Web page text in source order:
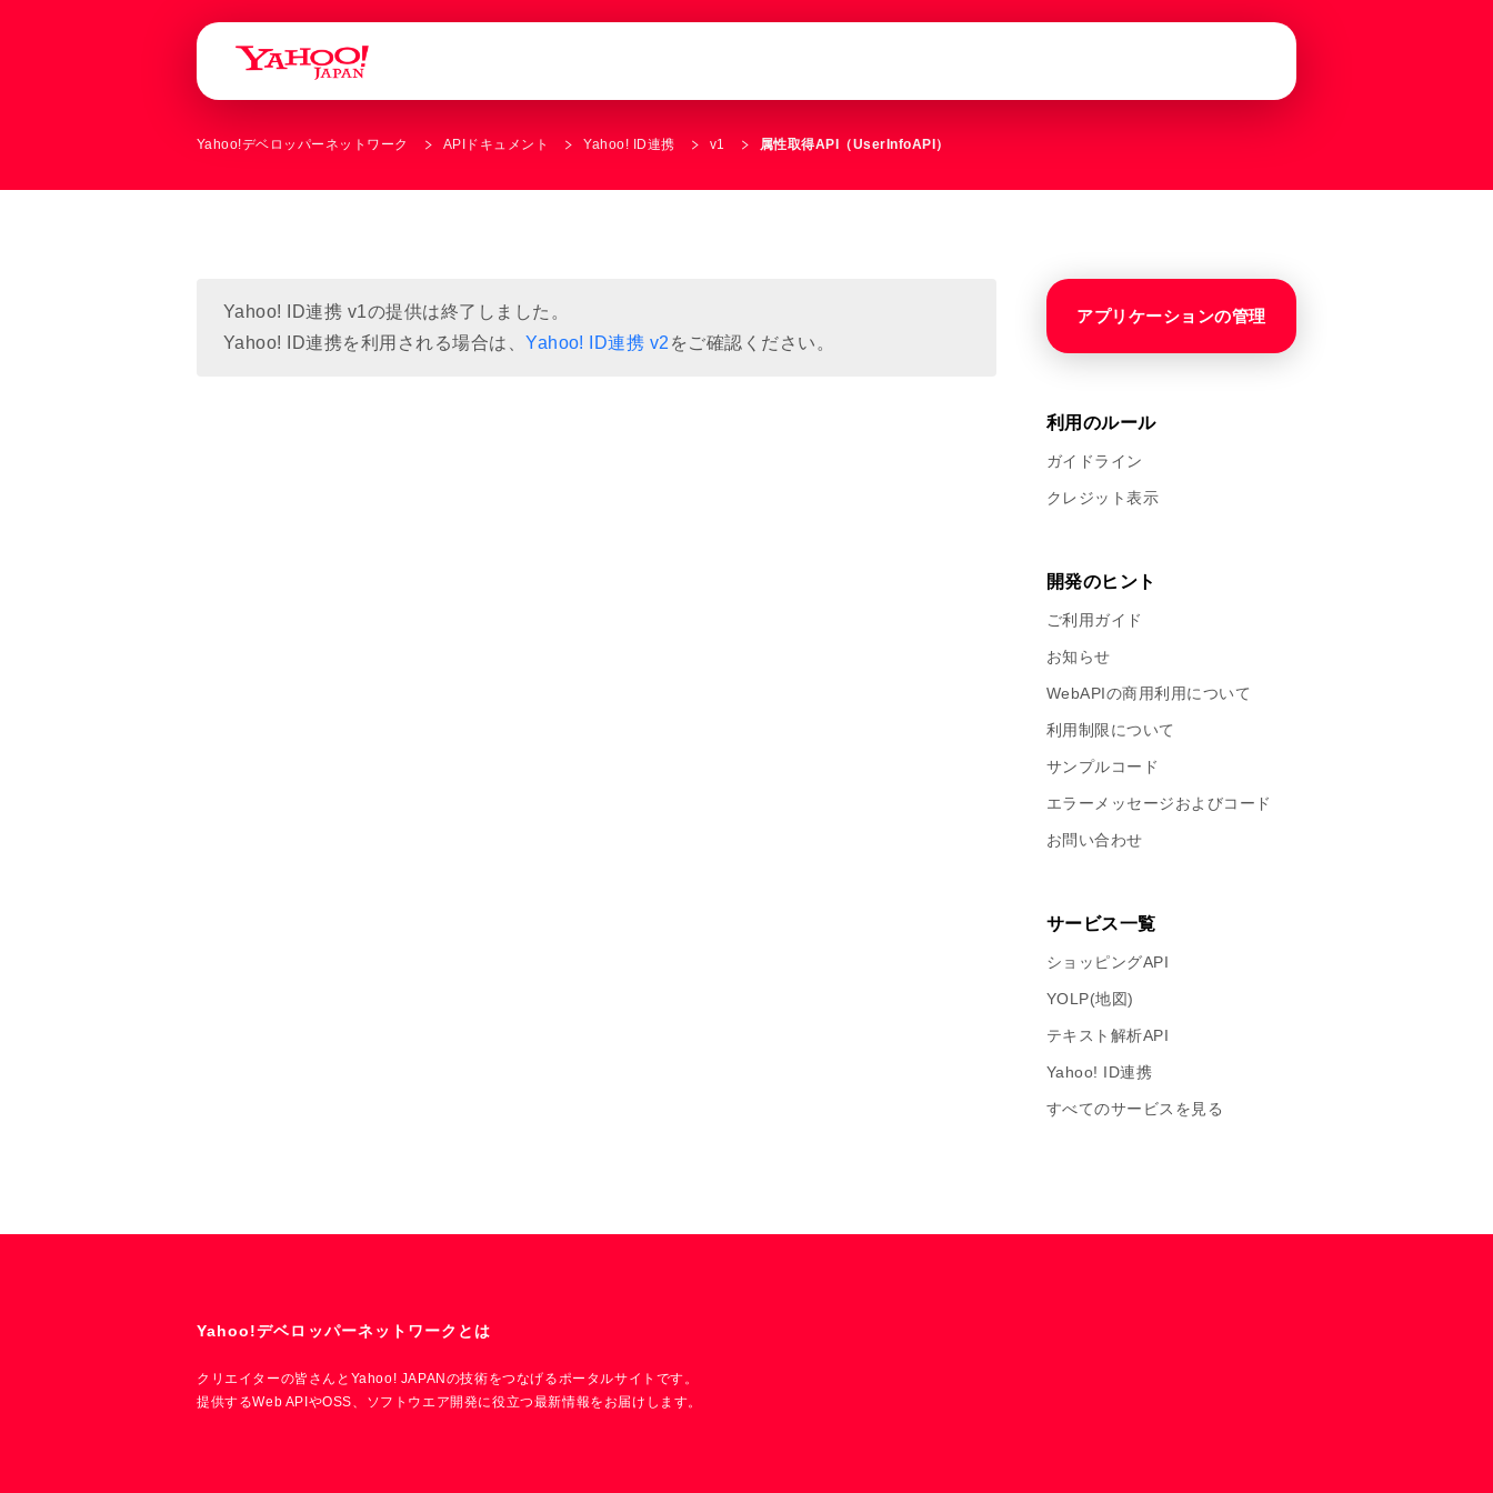
Yahoo!デベロッパーネットワーク APIドキュメント Yahoo! ID連携 v1 属性取得API（UserInfoAPI）
Yahoo! ID連携 v1の提供は終了しました。
Yahoo! ID連携を利用される場合は、Yahoo! ID連携 v2 をご確認ください。
アプリケーションの管理
利用のルール
ガイドライン
クレジット表示
開発のヒント
ご利用ガイド
お知らせ
WebAPIの商用利用について
利用制限について
サンプルコード
エラーメッセージおよびコード
お問い合わせ
サービス一覧
ショッピングAPI
YOLP(地図)
テキスト解析API
Yahoo! ID連携
すべてのサービスを見る
Yahoo!デベロッパーネットワークとは
クリエイターの皆さんとYahoo! JAPANの技術をつなげるポータルサイトです。
提供するWeb APIやOSS、ソフトウエア開発に役立つ最新情報をお届けします。